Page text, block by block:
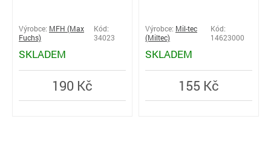
Výrobce: MFH (Max
Fuchs)
Kód:
34023
SKLADEM
190 Kč
Výrobce: Mil-tec
(Miltec)
Kód:
14623000
SKLADEM
155 Kč